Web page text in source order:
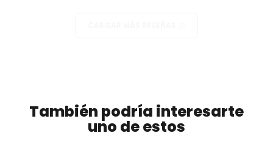
También podría interesarte
uno de estos